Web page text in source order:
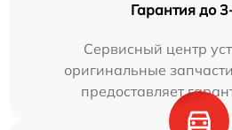
Гарантия до
Сервисный центр
оригинальные
предоставляет